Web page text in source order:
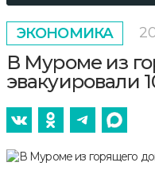
ЭКОНОМИКА
В Муроме из
эвакуировали